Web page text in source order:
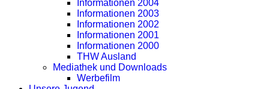
Informationen 2004
Informationen 2003
Informationen 2002
Informationen 2001
Informationen 2000
THW Ausland
Mediathek und Downloads
Werbefilm